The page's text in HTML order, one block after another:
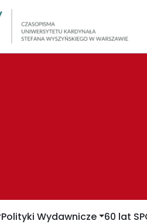
Polityki Wydawnicze 60 lat